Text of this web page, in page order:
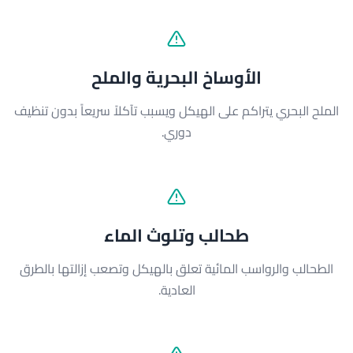
الأوساخ البحرية والملح
الملح البحري يتراكم على الهيكل ويسبب تآكلاً سريعاً بدون تنظيف
دوري.
طحالب وتلوث الماء
الطحالب والرواسب المائية تعلق بالهيكل وتصعب إزالتها بالطرق
العادية.